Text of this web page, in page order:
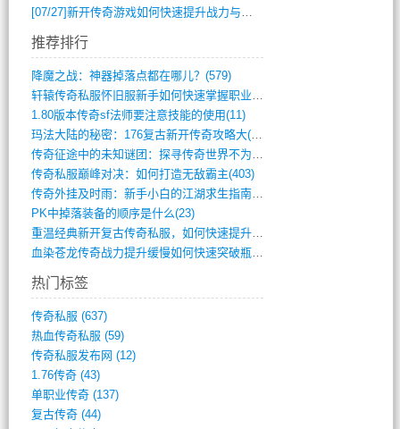
[07/27]新开传奇游戏如何快速提升战力与获取稀有装备？
推荐排行
降魔之战：神器掉落点都在哪儿？(579)
轩辕传奇私服怀旧服新手如何快速掌握职业选(993)
1.80版本传奇sf法师要注意技能的使用(11)
玛法大陆的秘密：176复古新开传奇攻略大(486)
传奇征途中的未知谜团：探寻传奇世界不为人(595)
传奇私服巅峰对决：如何打造无敌霸主(403)
传奇外挂及时雨：新手小白的江湖求生指南(802)
PK中掉落装备的顺序是什么(23)
重温经典新开复古传奇私服，如何快速提升等(392)
血染苍龙传奇战力提升缓慢如何快速突破瓶颈(654)
热门标签
传奇私服 (637)
热血传奇私服 (59)
传奇私服发布网 (12)
1.76传奇(43)
单职业传奇(137)
复古传奇(44)